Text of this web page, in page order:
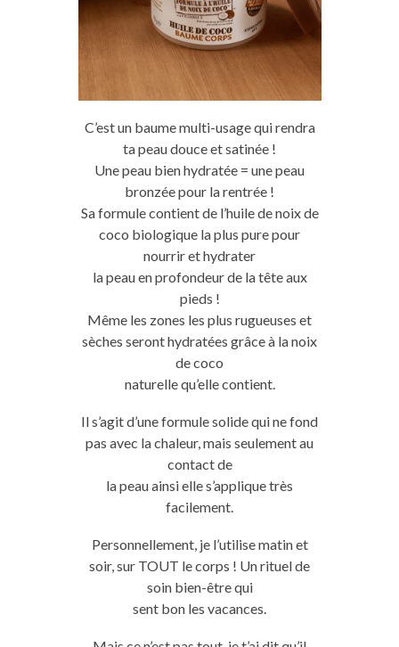
C’est un baume multi-usage qui rendra
ta peau douce et satinée !
Une peau bien hydratée = une peau
bronzée pour la rentrée !
Sa formule contient de l’huile de noix de
coco biologique la plus pure pour
nourrir et hydrater
la peau en profondeur de la tête aux
pieds !
Même les zones les plus rugueuses et
sèches seront hydratées grâce à la noix
de coco
naturelle qu’elle contient.
Il s’agit d’une formule solide qui ne fond
pas avec la chaleur, mais seulement au
contact de
la peau ainsi elle s’applique très
facilement.
Personnellement, je l’utilise matin et
soir, sur TOUT le corps ! Un rituel de
soin bien-être qui
sent bon les vacances.